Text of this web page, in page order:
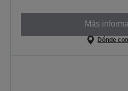
Más
Dónde